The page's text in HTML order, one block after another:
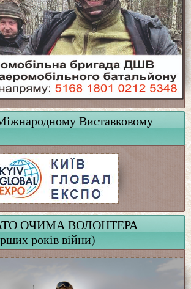
Виставковому
АТО ОЧИМА ВОЛОНТЕРА
років війни)